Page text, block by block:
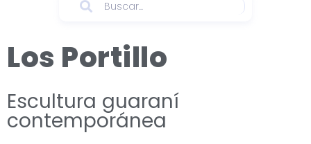
Los Portillo
Escultura guaraní
contemporánea